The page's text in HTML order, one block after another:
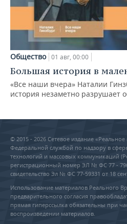
Общество 01 авг, 00:00
Большая история в
«Все наши вчера» Наталии
история незаметно разрушает
© 2015 - 2026 Сетевое издание
Федеральной службой по надзору в
технологий и массовых коммуникаций
регистрационный номер ЭЛ № ФС 77 -
свидетельство Эл № ФС 77-59331 от 18
Использование материалов Реального
предварительного согласия
прямая гиперссылка обязательны при
воспроизведении материалов.